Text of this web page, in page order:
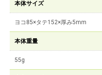
本体サイズ
ヨコ85×タテ152×厚み5mm
本体重量
55g